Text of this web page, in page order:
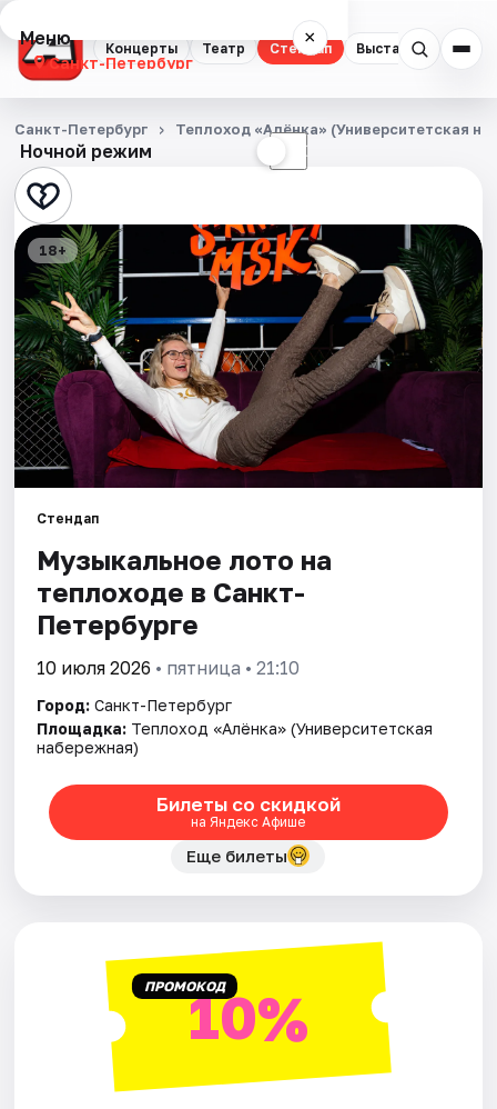
Концерты Театр Стендап Выставки
Меню ×
Санкт-Петербург
Концерты
Театр
Стендап
Выставки
Квесты
Экскурсии
Спорт
События
Города
Площадки
Артисты
Рейтинги
Ночной режим ☾
Санкт-Петербург Теплоход «Алёнка» (Университетская
18+
Стендап
Музыкальное лото на
теплоходе в Санкт-
Петербурге
10 июля 2026 • пятница • 21:10
Город: Санкт-Петербург
Площадка: Теплоход «Алёнка» (Университетская
набережная)
Билеты со скидкой
на Яндекс Афише
Еще билеты
ПРОМОКОД10%